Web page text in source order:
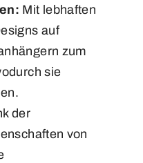
Mit lebhaften
auf
zum
sie
der
von